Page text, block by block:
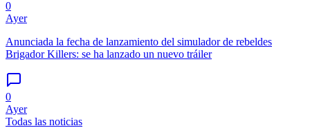
0
Ayer
Anunciada la fecha de lanzamiento del simulador de rebeldes
Brigador Killers: se ha lanzado un nuevo tráiler
0
Ayer
Todas las noticias